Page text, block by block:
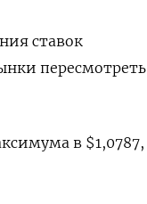
ставок
пересмотреть
в $1,0787,